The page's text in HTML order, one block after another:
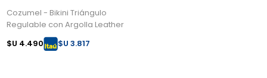
Cozumel - Bikini Triángulo
Regulable con Argolla Leather
$U 4.490
$U 3.817